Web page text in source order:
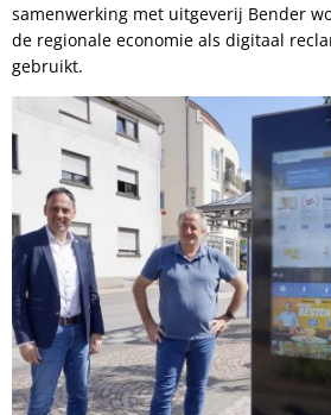
samenwerking met uitgeverij Bender
de regionale economie als digitaal
gebruikt.